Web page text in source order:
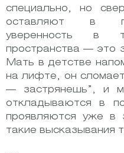
специально, но
оставляют в
уверенность в
пространства — это
Мать в детстве
на лифте, он
— застрянешь”, и
откладываются в
проявляются уже в
такие высказывания